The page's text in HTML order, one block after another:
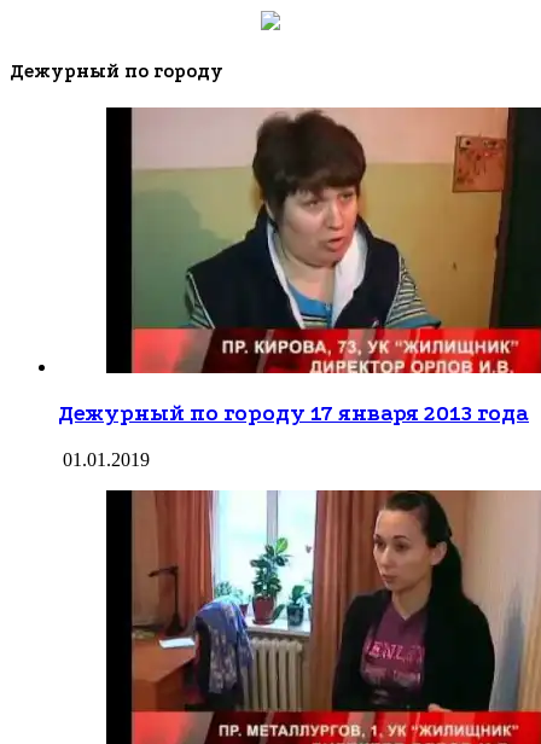
Дежурный по городу
Дежурный по городу 17 января 2013 года
01.01.2019